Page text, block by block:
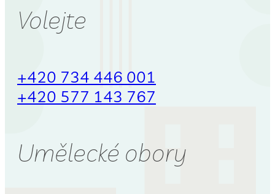
Volejte
+420 734 446 001
+420 577 143 767
Umělecké obory